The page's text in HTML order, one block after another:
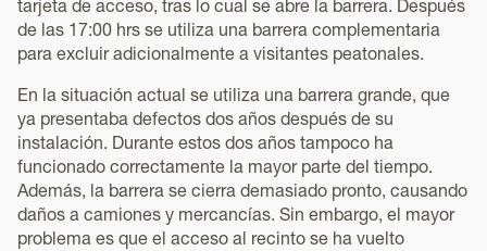
tarjeta de acceso, tras lo cual se abre la barrera. Después
de las 17:00 hrs se utiliza una barrera complementaria
para excluir adicionalmente a visitantes peatonales.
En la situación actual se utiliza una barrera grande, que
ya presentaba defectos dos años después de su
instalación. Durante estos dos años tampoco ha
funcionado correctamente la mayor parte del tiempo.
Además, la barrera se cierra demasiado pronto, causando
daños a camiones y mercancías. Sin embargo, el mayor
problema es que el acceso al recinto se ha vuelto